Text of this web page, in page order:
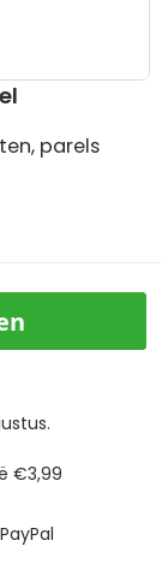
parels
€3,99